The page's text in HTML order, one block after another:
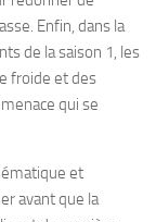
Enfin, dans la
de la saison 1, les
froide et des
qui se
et
avant que la